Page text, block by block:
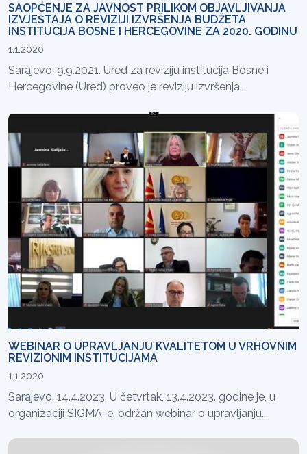
SAOPĆENJE ZA JAVNOST PRILIKOM OBJAVLJIVANJA
IZVJEŠTAJA O REVIZIJI IZVRŠENJA BUDŽETA
INSTITUCIJA BOSNE I HERCEGOVINE ZA 2020. GODINU
1.1.2020
Sarajevo, 9.9.2021. Ured za reviziju institucija Bosne i
Hercegovine (Ured) proveo je reviziju izvršenja...
WEBINAR O UPRAVLJANJU KVALITETOM U VRHOVNIM
REVIZIONIM INSTITUCIJAMA
1.1.2020
Sarajevo, 14.4.2023. U četvrtak, 13.4.2023. godine je, u
organizaciji SIGMA-e, održan webinar o upravljanju...